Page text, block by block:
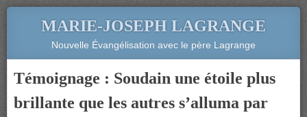
MARIE-JOSEPH LAGRANGE
Nouvelle Évangélisation avec le père Lagrange
Témoignage : Soudain une étoile plus
brillante que les autres s’alluma par